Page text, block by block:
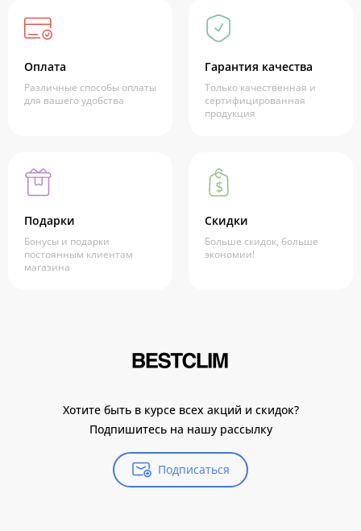
Оплата
Различные способы оплаты
для вашего удобства
Гарантия качества
Только качественная и
сертифицированная
продукция
Подарки
Бонусы и подарки
постоянным клиентам
магазина
Скидки
Больше скидок, больше
экономии!
Хотите быть в курсе всех акций и скидок?
Подпишитесь на нашу рассылку
Подписаться